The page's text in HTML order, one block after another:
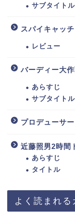
サブタイトル
スパイキャッ
レビュー
バーディー大
あらすじ
サブタイトル
プロデューサ
近藤照男2時間
あらすじ
タイトル
よく読まれる